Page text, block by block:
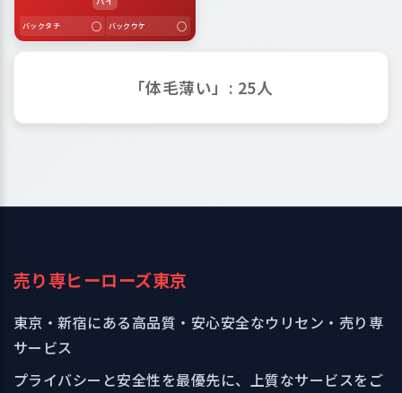
バックタチ ○ バックウケ ○
「体毛薄い」: 25人
売り専ヒーローズ東京
東京・新宿にある高品質・安心安全なウリセン・売り専
サービス
プライバシーと安全性を最優先に、上質なサービスをご